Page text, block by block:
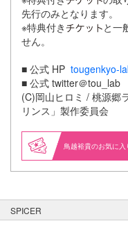
先行のみとなります。
※特典付き
と一
せん。
■ 公式 HP tougenkyo-
■ 公式 twitter＠tou_lab
(C)岡山ヒロミ / 桃源郷
リンス」製作委員会
鳥越裕貴のお気に入
SPICER